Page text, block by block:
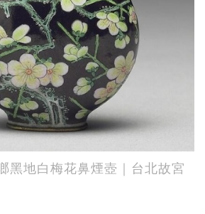
黑地白梅花鼻煙壺｜台北故宮